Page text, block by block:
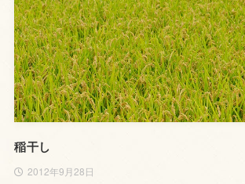
稲干し
2012年9月28日